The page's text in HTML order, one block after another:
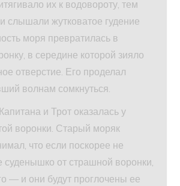
их к водовороту, тем
слышали жутковатое гудение
моря превратилась в
в середине которой зияло
отверстие. Его проделал
волнам сомкнуться.
и Трот оказалась у
воронки. Старый моряк
что если поскорее не
суденышко от страшной воронки,
— и они будут проглочены ее